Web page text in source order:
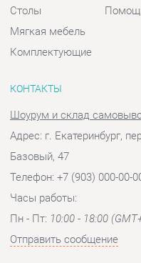
Адрес: г. Екатеринбург, пер.
Базовый, 47
Телефон: +7 (903) 000-00-00
Пн - Пт:10:00 - 18:00 (GMT+5)
Отправить сообщение